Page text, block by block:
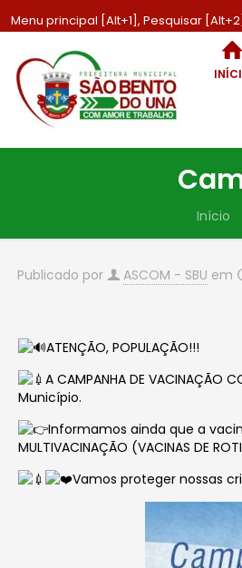
Menu principal [Alt+1], Pesquisar
Início
Publicado por ASCOM - SBU em
ATENÇÃO, POPULAÇÃO!!!
A CAMPANHA DE VACINAÇÃO
Município.
Informamos ainda que a
MULTIVACINAÇÃO (VACINAS DE
Vamos proteger nossas